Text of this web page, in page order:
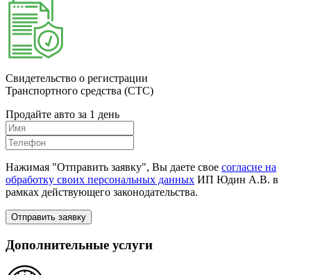
Свидетельство о регистрации
Транспортного средства (СТС)
Продайте авто за 1 день
Нажимая "Отправить заявку", Вы даете свое согласие на
обработку своих персональных данных ИП Юдин А.В. в
рамках действующего законодательства.
Отправить заявку
Дополнительные услуги